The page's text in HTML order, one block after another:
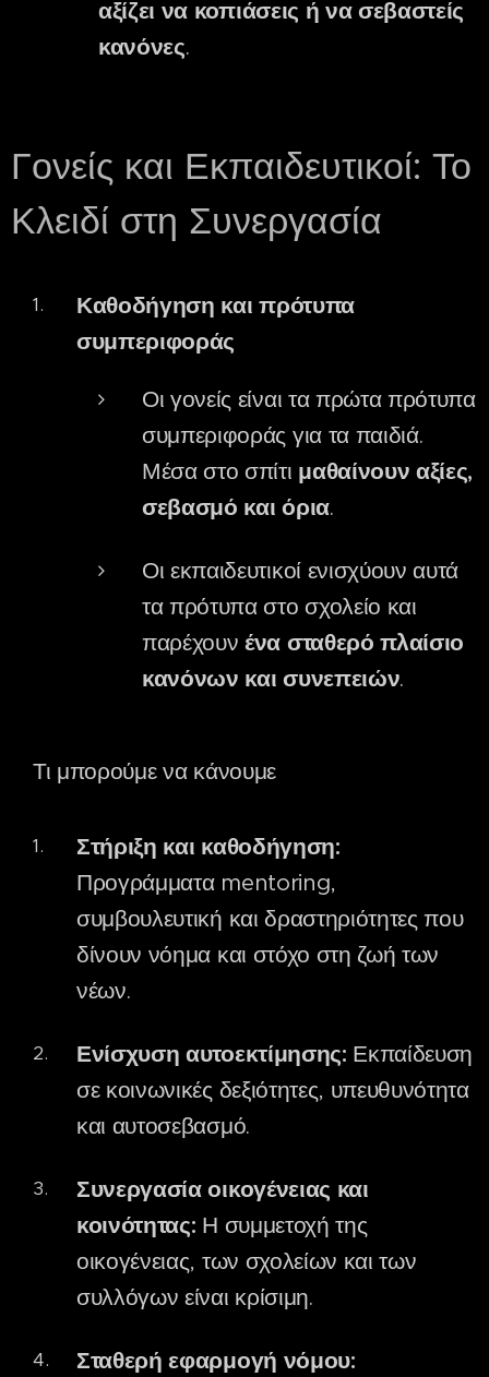
αξίζει να κοπιάσεις ή να σεβαστείς
κανόνες.
Γονείς και Εκπαιδευτικοί: Το
Κλειδί στη Συνεργασία
Καθοδήγηση και πρότυπα
συμπεριφοράς
Οι γονείς είναι τα πρώτα πρότυπα
συμπεριφοράς για τα παιδιά.
Μέσα στο σπίτι μαθαίνουν αξίες,
σεβασμό και όρια.
Οι εκπαιδευτικοί ενισχύουν αυτά
τα πρότυπα στο σχολείο και
παρέχουνένα σταθερό πλαίσιο
κανόνων και συνεπειών.
Τι μπορούμε να κάνουμε
Στήριξη και καθοδήγηση:
Προγράμματα mentoring,
συμβουλευτική και δραστηριότητες που
δίνουν νόημα και στόχο στη ζωή των
νέων.
Ενίσχυση αυτοεκτίμησης: Εκπαίδευση
σε κοινωνικές δεξιότητες, υπευθυνότητα
και αυτοσεβασμό.
Συνεργασία οικογένειας και
κοινότητας: Η συμμετοχή της
οικογένειας, των σχολείων και των
συλλόγων είναι κρίσιμη.
Σταθερή εφαρμογή νόμου: